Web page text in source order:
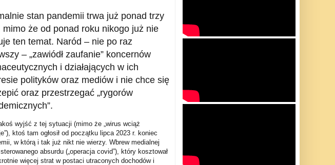
stan pandemii trwa już ponad trzy
mimo że od ponad roku nikogo już nie
ten temat. Naród – nie po raz
– „zawiódł zaufanie” koncernów
i działających w ich
polityków oraz mediów i nie chce się
oraz przestrzegać „rygorów
wyjść z tej sytuacji (mimo że „wirus wciąż
ktoś tam ogłosił od początku lipca 2023 r. koniec
w którą i tak już nikt nie wierzy. Wbrew medialnej
absurdu („operacja covid”), który kosztował
więcej strat w postaci utraconych dochodów i